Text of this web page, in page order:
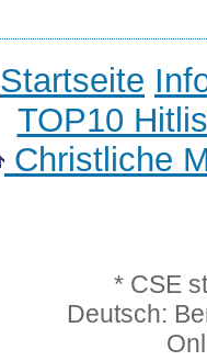
Startseite
TOP10
Christliche
* CSE
Deutsch: